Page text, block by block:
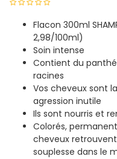
Flacon 300ml
2,98/100ml)
Soin intense
Contient du
racines
Vos cheveux sont
agression inutile
Ils sont nourris et
Colorés,
cheveux
souplesse dans le